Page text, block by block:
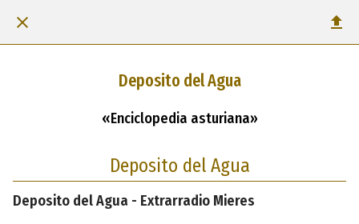
Deposito del Agua
«Enciclopedia asturiana»
Deposito del Agua
Deposito del Agua - Extrarradio Mieres